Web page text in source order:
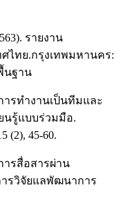
รายงาน
ไทย.กรุงเทพมหานคร:
นฐาน
รทำงานเป็นทีมและ
นรู้แบบร่วมมือ.
(2), 45-60.
ารสื่อสารผ่าน
ารวิจัยแลพัฒนาการ